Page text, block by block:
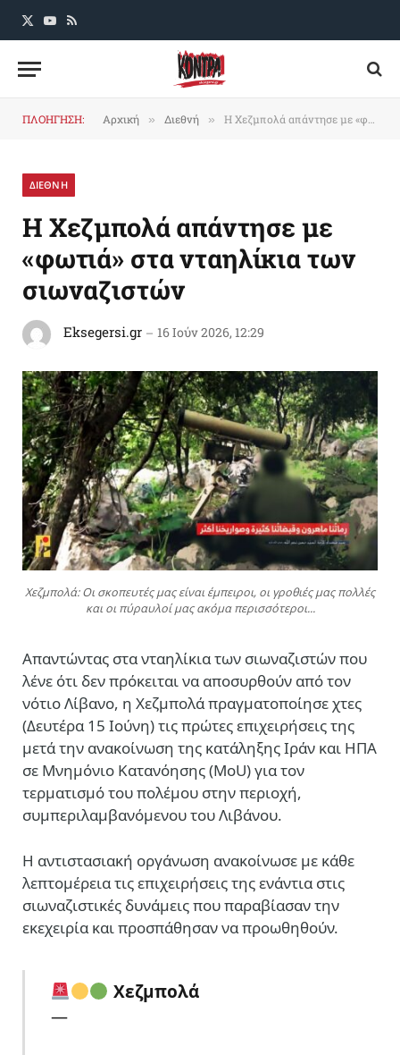
X
YouTube
RSS
ΠΛΟΗΓΗΣΗ: Αρχική » Διεθνή » Η Χεζμπολά απάντησε με «φωτιά» στα νταηλίκια των σιωναζιστών
ΔΙΕΘΝΗ
Η Χεζμπολά απάντησε με
«φωτιά» στα νταηλίκια των
σιωναζιστών
Eksegersi.gr 16 Ιούν 2026, 12:29
Χεζμπολά: Οι σκοπευτές μας είναι έμπειροι, οι γροθιές μας πολλές
και οι πύραυλοί μας ακόμα περισσότεροι...
Απαντώντας στα νταηλίκια των σιωναζιστών που
λένε ότι δεν πρόκειται να αποσυρθούν από τον
νότιο Λίβανο, η Χεζμπολά πραγματοποίησε χτες
(Δευτέρα 15 Ιούνη) τις πρώτες επιχειρήσεις της
μετά την ανακοίνωση της κατάληξης Ιράν και ΗΠΑ
σε Μνημόνιο Κατανόησης (MoU) για τον
τερματισμό του πολέμου στην περιοχή,
συμπεριλαμβανόμενου του Λιβάνου.
Η αντιστασιακή οργάνωση ανακοίνωσε με κάθε
λεπτομέρεια τις επιχειρήσεις της ενάντια στις
σιωναζιστικές δυνάμεις που παραβίασαν την
εκεχειρία και προσπάθησαν να προωθηθούν.
Χεζμπολά
—